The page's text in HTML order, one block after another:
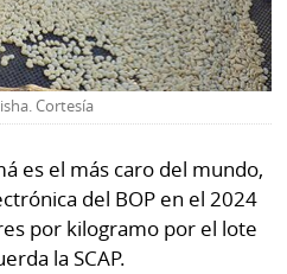
Cortesía
es el más caro del mundo,
del BOP en el 2024
por kilogramo por el lote
la SCAP.